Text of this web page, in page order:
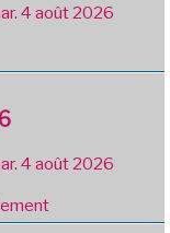
4 août 2026
4 août 2026